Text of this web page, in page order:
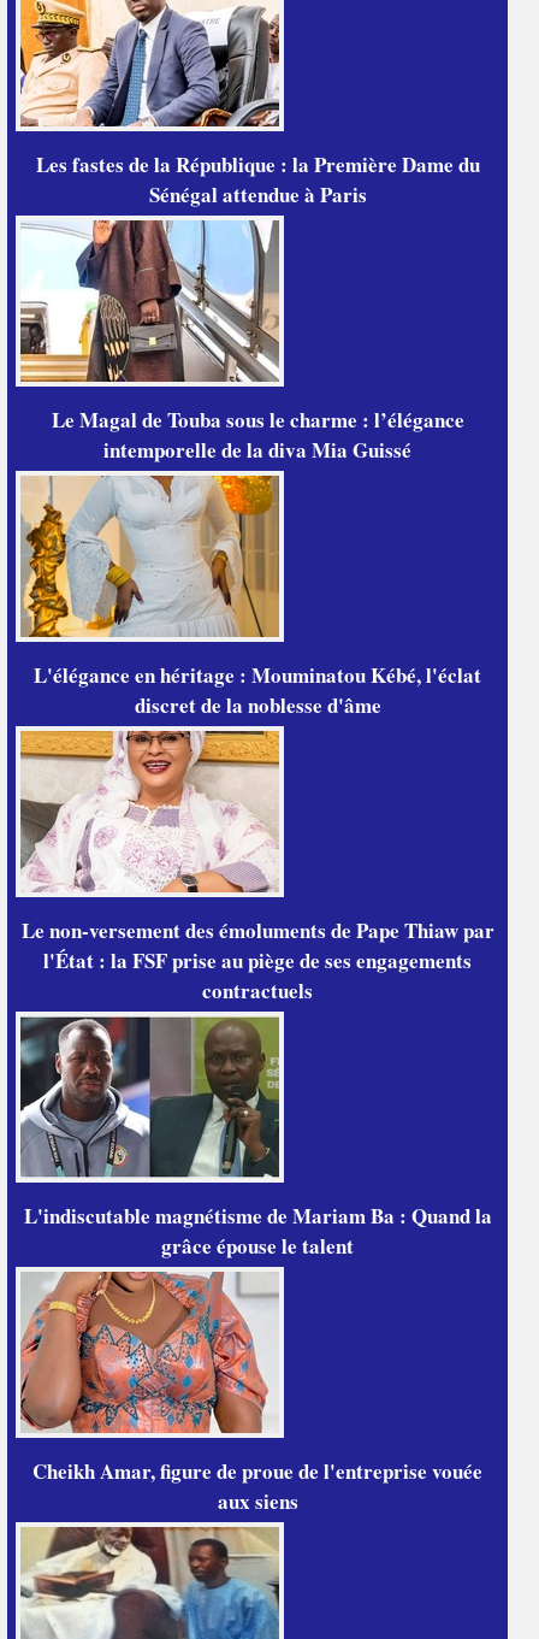
Les fastes de la République : la Première Dame du
Sénégal attendue à Paris
Le Magal de Touba sous le charme : l’élégance
intemporelle de la diva Mia Guissé
L'élégance en héritage : Mouminatou Kébé, l'éclat
discret de la noblesse d'âme
Le non-versement des émoluments de Pape Thiaw par
l'État : la FSF prise au piège de ses engagements
contractuels
L'indiscutable magnétisme de Mariam Ba : Quand la
grâce épouse le talent
Cheikh Amar, figure de proue de l'entreprise vouée
aux siens